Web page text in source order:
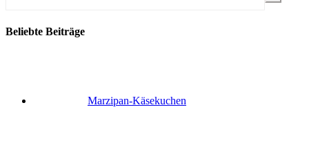
Beliebte Beiträge
Marzipan-Käsekuchen